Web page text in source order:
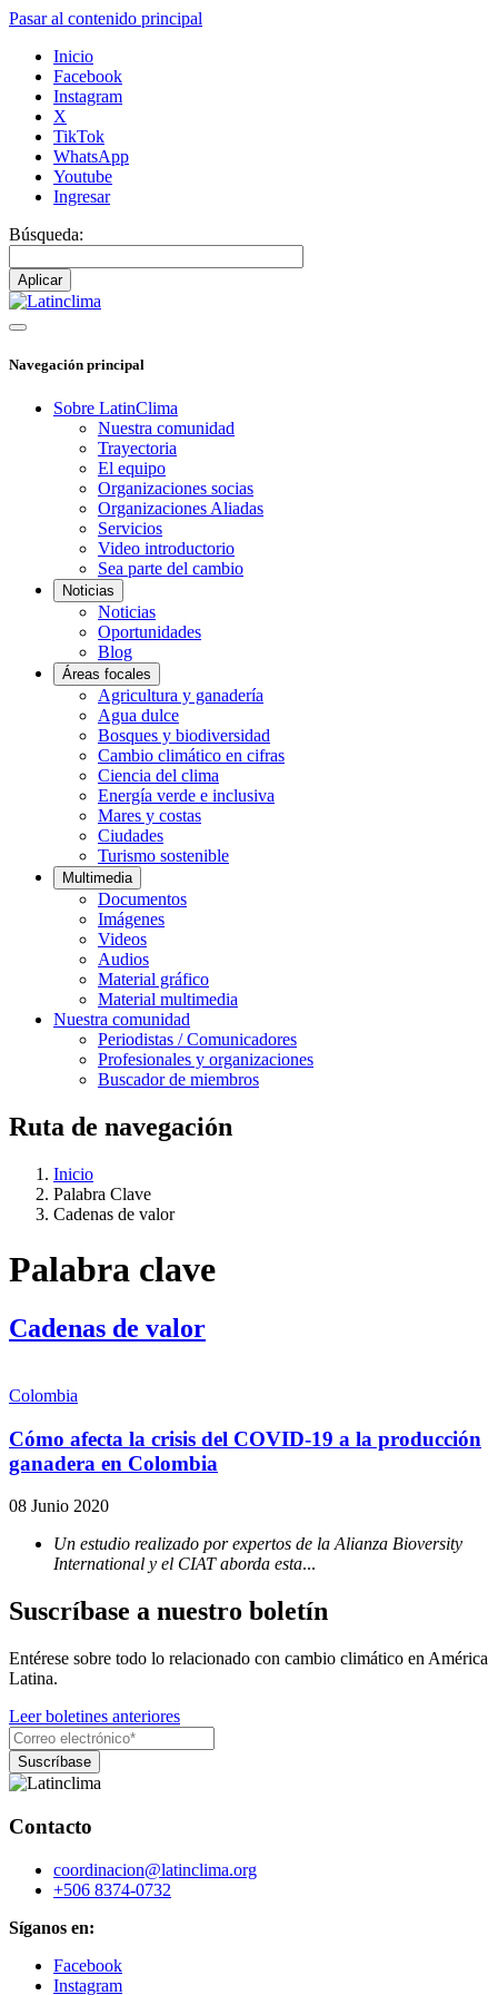
Pasar al contenido principal
Inicio
Facebook
Instagram
X
TikTok
WhatsApp
Youtube
Ingresar
Búsqueda:
Navegación principal
Sobre LatinClima
Nuestra comunidad
Trayectoria
El equipo
Organizaciones socias
Organizaciones Aliadas
Servicios
Video introductorio
Sea parte del cambio
Noticias
Noticias
Oportunidades
Blog
Áreas focales
Agricultura y ganadería
Agua dulce
Bosques y biodiversidad
Cambio climático en cifras
Ciencia del clima
Energía verde e inclusiva
Mares y costas
Ciudades
Turismo sostenible
Multimedia
Documentos
Imágenes
Videos
Audios
Material gráfico
Material multimedia
Nuestra comunidad
Periodistas / Comunicadores
Profesionales y organizaciones
Buscador de miembros
Ruta de navegación
Inicio
Palabra Clave
Cadenas de valor
Palabra clave
Cadenas de valor
Colombia
Cómo afecta la crisis del COVID-19 a la producción
ganadera en Colombia
08 Junio 2020
Un estudio realizado por expertos de la Alianza Bioversity
International y el CIAT aborda esta...
Suscríbase a nuestro boletín
Entérese sobre todo lo relacionado con cambio climático en América
Latina.
Leer boletines anteriores
Contacto
coordinacion@latinclima.org
+506 8374-0732
Síganos en:
Facebook
Instagram